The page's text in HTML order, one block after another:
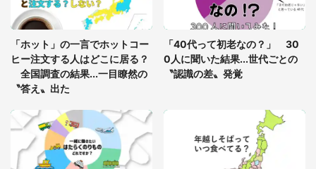
「通勤特快乗車中に襲ってきた、急激な腹痛。我慢
の限界を迎え、途中で電車を降りようとしたけれ
ど...」（東京都・30代女性）
「ホット」の一言でホットコー
ヒー注文する人はどこに居る？
全国調査の結果...一目瞭然の
〝答え〟出た
「40代って初老なの？」 30
0人に聞いた結果...世代ごとの
〝認識の差〟発覚